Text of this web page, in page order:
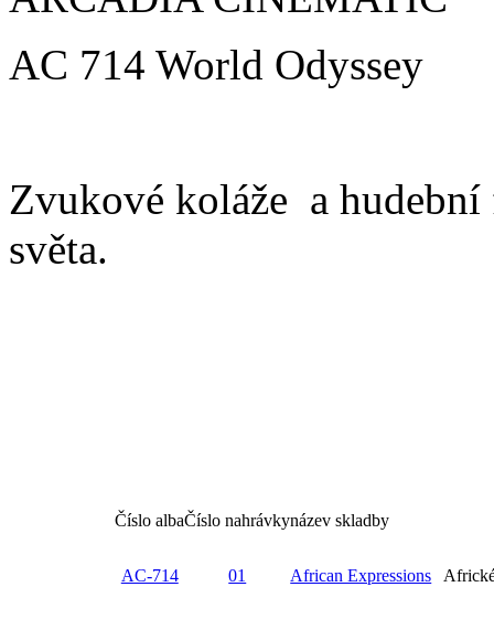
AC 714 World Odyssey
Zvukové koláže a hudební
světa.
Číslo albaČíslo nahrávkynázev skladby
AC-714 01 African Expressions